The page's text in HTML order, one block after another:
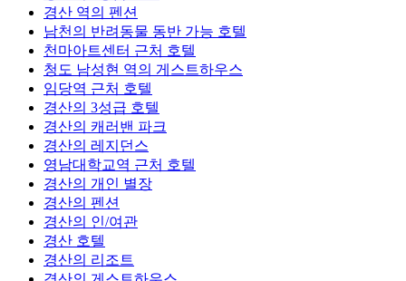
경산 역의 펜션
남천의 반려동물 동반 가능 호텔
천마아트센터 근처 호텔
청도 남성현 역의 게스트하우스
임당역 근처 호텔
경산의 3성급 호텔
경산의 캐러밴 파크
경산의 레지던스
영남대학교역 근처 호텔
경산의 개인 별장
경산의 펜션
경산의 인/여관
경산 호텔
경산의 리조트